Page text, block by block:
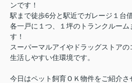
ンです！
駅まで徒歩6分と駅近でガレージ１台
各一戸に１つ、１坪のトランクルー
す！
スーパーマルアイやドラッグストア
生活しやすい住環境です。
今日はペット飼育ＯＫ物件をご紹介さ